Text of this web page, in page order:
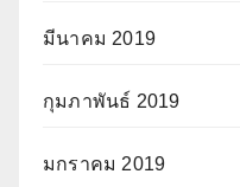
มีนาคม 2019
กุมภาพันธ์ 2019
มกราคม 2019